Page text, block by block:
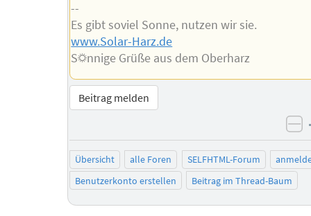
--
Es gibt soviel Sonne, nutzen wir sie.
www.Solar-Harz.de
S☼nnige Grüße aus dem Oberharz
Beitrag melden
Übersicht alle Foren SELFHTML-Forum
Benutzerkonto erstellen
Beitrag im Thread-Baum